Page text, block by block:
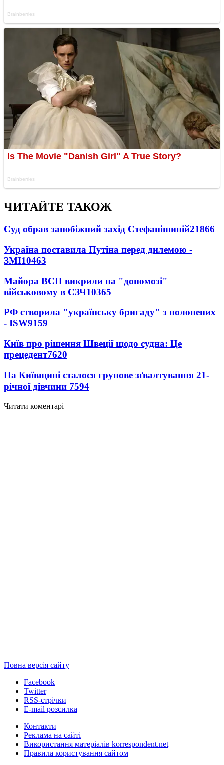
ЧИТАЙТЕ ТАКОЖ
Суд обрав запобіжний захід Стефанішиній21866
Україна поставила Путіна перед дилемою -
ЗМІ10463
Майора ВСП викрили на "допомозі"
військовому в СЗЧ10365
РФ створила "українську бригаду" з полонених
- ISW9159
Київ про рішення Швеції щодо судна: Це
прецедент7620
На Київщині сталося групове зґвалтування 21-
річної дівчини 7594
Читати коментарі
Повна версія сайту
Facebook
Twitter
RSS-стрічки
E-mail розсилка
Контакти
Реклама на сайті
Використання матеріалів korrespondent.net
Правила користування сайтом